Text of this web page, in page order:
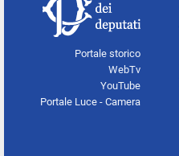
Portale storico
WebTv
YouTube
Portale Luce - Camera